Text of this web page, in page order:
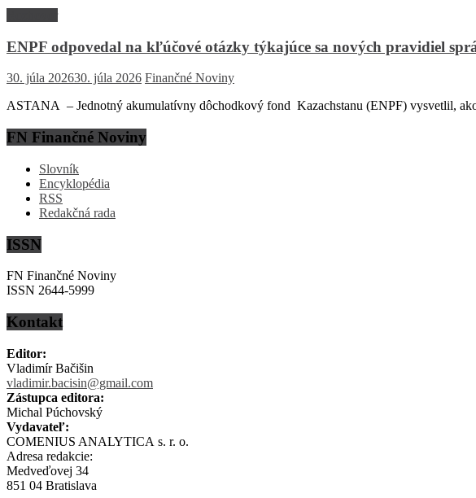
ENPF odpovedal na kľúčové otázky týkajúce sa nových pravidiel
30. júla 202630. júla 2026 Finančné Noviny
ASTANA – Jednotný akumulatívny dôchodkový fond Kazachstanu (ENPF) vysvetlil,
FN Finančné Noviny
Slovník
Encyklopédia
RSS
Redakčná rada
ISSN
FN Finančné Noviny
ISSN 2644-5999
Kontakt
Editor:
Vladimír Bačišin
vladimir.bacisin@gmail.com
Zástupca editora:
Michal Púchovský
Vydavateľ:
COMENIUS ANALYTICA s. r. o.
Adresa redakcie:
Medveďovej 34
851 04 Bratislava